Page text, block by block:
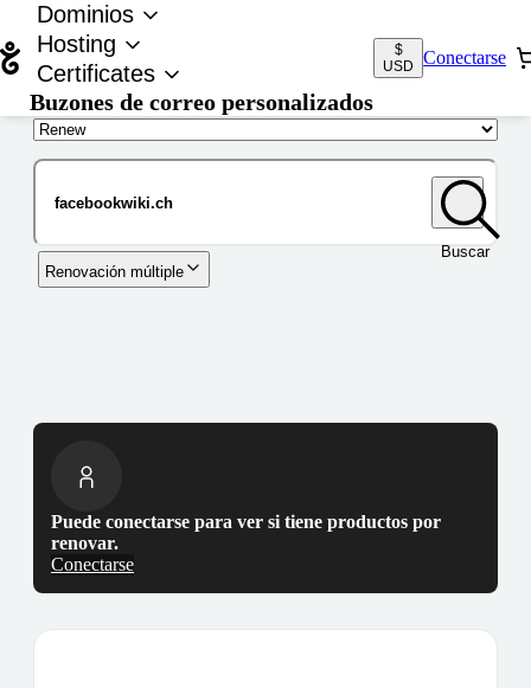
Dominios
Hosting
Certificates
Buzones de correo personalizados
$
USD
Conectarse
Buscar
Renovación múltiple
Puede conectarse para ver si tiene productos por
renovar.
Conectarse